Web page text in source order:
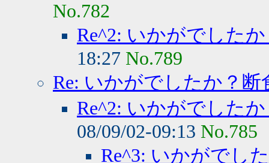
No.782
Re^2: いかがでした
18:27 No.789
Re: いかがでしたか？断
Re^2: いかがでした
08/09/02-09:13 No.785
Re^3: いかがでし